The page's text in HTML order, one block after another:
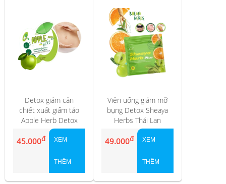
Detox giảm cân
chiết xuất giấm táo
Apple Herb Detox
45.000đ XEM
THÊM
Viên uống giảm mỡ
bụng Detox Sheaya
Herbs Thái Lan
49.000đ XEM
THÊM